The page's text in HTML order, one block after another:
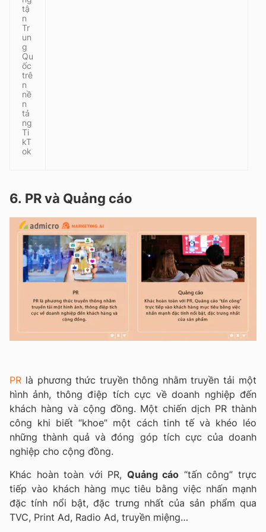
tậ
n
Tr
un
g
Qu
ốc
trê
n
nề
n
tả
ng
Ti
kT
ok
6. PR và Quảng cáo
PR là phương thức truyền thông nhằm truyền tải một
hình ảnh, thông điệp tích cực về doanh nghiệp đến
khách hàng và cộng đồng. Một chiến dịch PR thành
công khi biết “khoe” một cách tinh tế và khéo léo
những thành quả và đóng góp tích cực của doanh
nghiệp cho cộng đồng.
Khác hoàn toàn với PR, Quảng cáo “tấn công” trực
tiếp vào khách hàng mục tiêu bằng việc nhấn mạnh
đặc tính nổi bật, đặc trưng nhất của sản phẩm qua
TVC, Print Ad, Radio Ad, truyền miệng…